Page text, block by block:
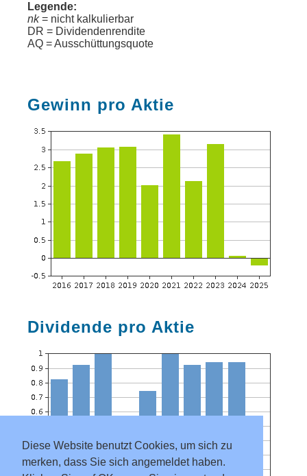
Diese Website benutzt Cookies, um sich zu
merken, dass Sie sich angemeldet haben.
Legende:
nk= nicht kalkulierbar
DR = Dividendenrendite
AQ = Ausschüttungsquote
Gewinn pro Aktie
Dividende pro Aktie